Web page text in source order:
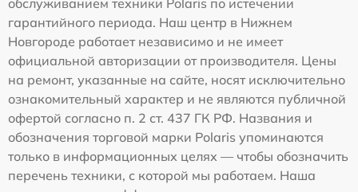
гарантийного периода. Наш центр в Нижнем
Новгороде работает независимо и не имеет
официальной авторизации от производителя. Цены
на ремонт, указанные на сайте, носят исключительно
ознакомительный характер и не являются публичной
офертой согласно п. 2 ст. 437 ГК РФ. Названия и
обозначения торговой марки Polaris упоминаются
только в информационных целях — чтобы обозначить
перечень техники, с которой мы работаем. Наша